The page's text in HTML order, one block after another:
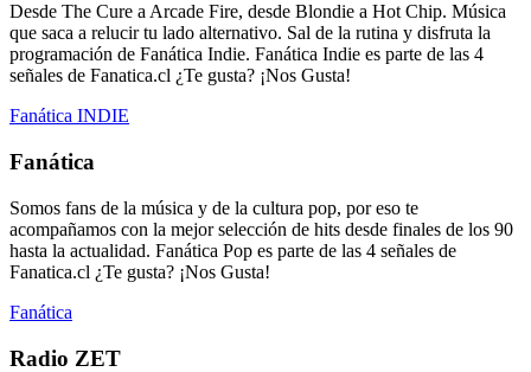
Desde The Cure a Arcade Fire, desde Blondie a Hot Chip. Música
que saca a relucir tu lado alternativo. Sal de la rutina y disfruta la
programación de Fanática Indie. Fanática Indie es parte de las 4
señales de Fanatica.cl ¿Te gusta? ¡Nos Gusta!
Fanática INDIE
Fanática
Somos fans de la música y de la cultura pop, por eso te
acompañamos con la mejor selección de hits desde finales de los 90
hasta la actualidad. Fanática Pop es parte de las 4 señales de
Fanatica.cl ¿Te gusta? ¡Nos Gusta!
Fanática
Radio ZET